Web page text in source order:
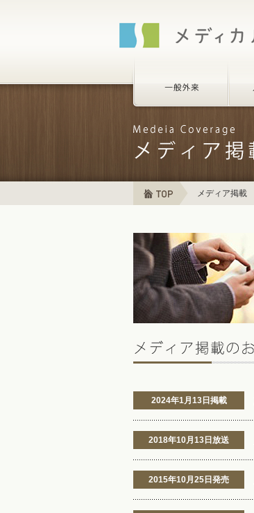
メディア掲載
2024年1月13日掲載
2018年10月13日放送
2015年10月25日発売